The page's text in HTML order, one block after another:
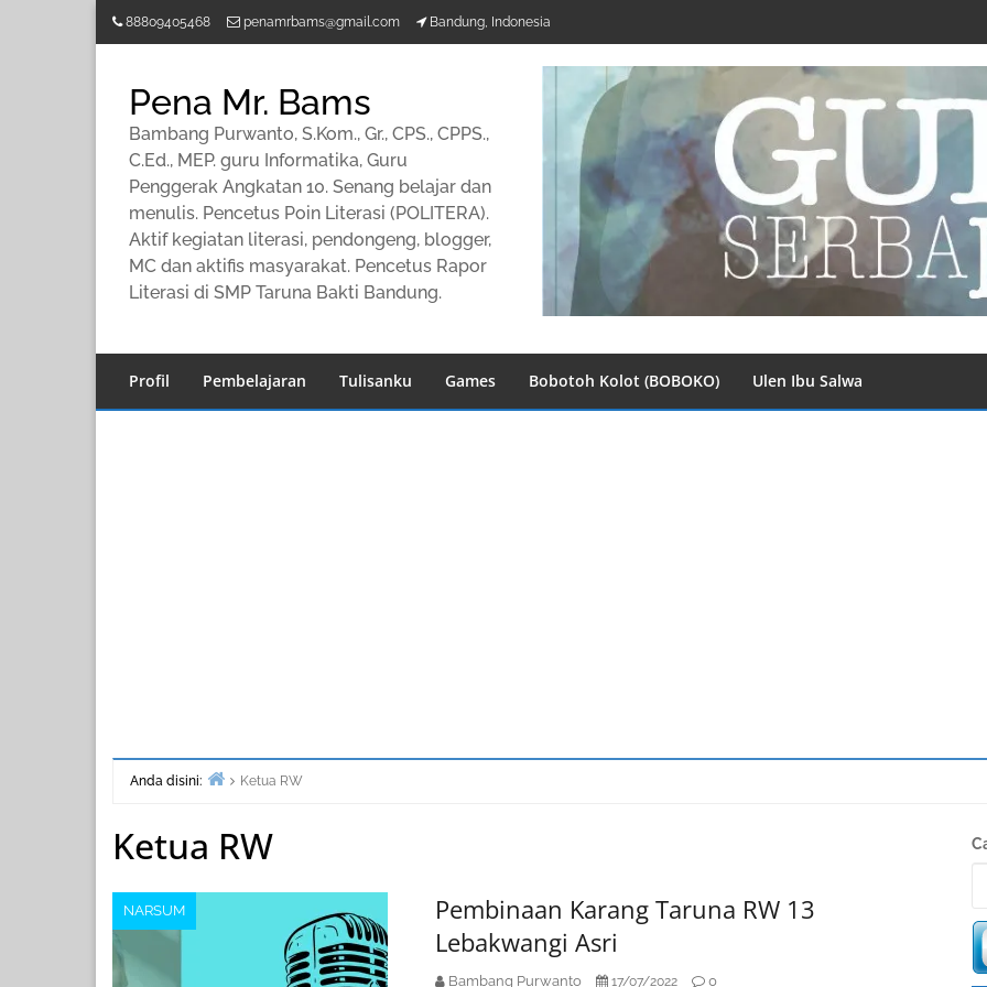
88809405468 penamrbams@gmail.com Bandung, Indonesia
Pena Mr. Bams
Bambang Purwanto, S.Kom., Gr., CPS., CPPS.,
C.Ed., MEP. guru Informatika, Guru
Penggerak Angkatan 10. Senang belajar dan
menulis. Pencetus Poin Literasi (POLITERA).
Aktif kegiatan literasi, pendongeng, blogger,
MC dan aktifis masyarakat. Pencetus Rapor
Literasi di SMP Taruna Bakti Bandung.
Profil Pembelajaran Tulisanku Games Bobotoh Kolot (BOBOKO) Ulen Ibu Salwa
Anda disini:
Ketua RW
Ketua RW
NARSUM
Pembinaan Karang Taruna RW 13
Lebakwangi Asri
Bambang Purwanto 17/07/2022 0